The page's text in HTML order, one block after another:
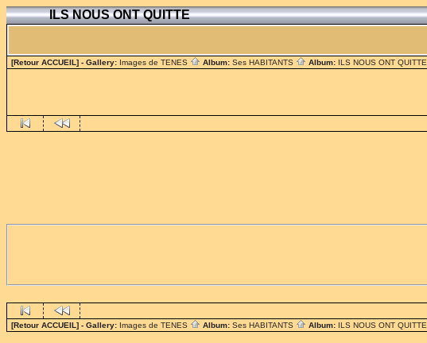
ILS NOUS ONT QUITTE
[Retour ACCUEIL] - Gallery: Images de TENES Album: Ses HABITANTS Album: ILS NOUS ONT QUITTE
[Retour ACCUEIL] - Gallery: Images de TENES Album: Ses HABITANTS Album: ILS NOUS ONT QUITTE